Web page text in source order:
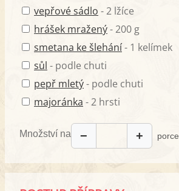
vepřové sádlo - 2 lžíce
hrášek mražený- 200 g
smetana ke šlehání- 1 kelímek
sůl - podle chuti
pepř mletý- podle chuti
majoránka - 2 hrsti
Množství na − + porce